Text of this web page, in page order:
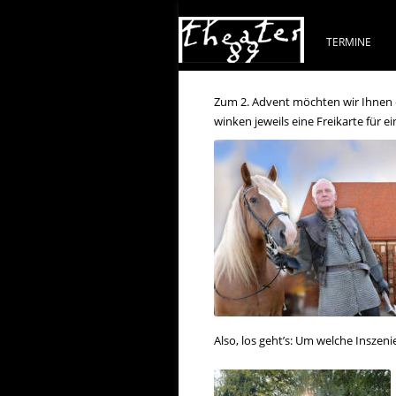
TERMINE
Zum 2. Advent möchten wir
winken jeweils eine Freikarte für
Also, los geht’s: Um welche